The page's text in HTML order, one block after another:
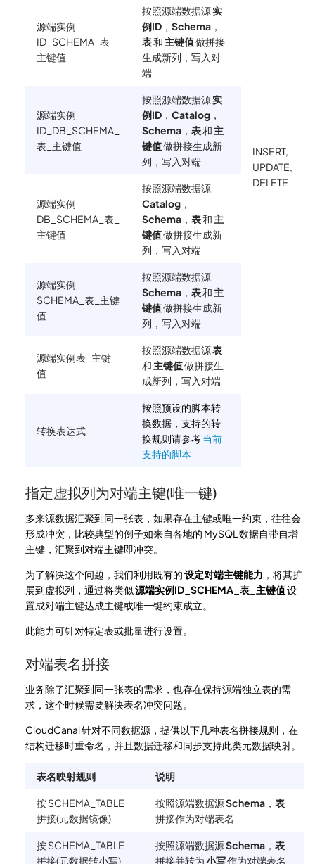
INSERT,
UPDATE,
DELETE
源端实例
ID_SCHEMA_表_
主键值
按照源端数据源实
例ID ， Schema ，
表和 主键值做拼接
生成新列，写入对
端
源端实例
ID_DB_SCHEMA_
表_主键值
按照源端数据源实
例ID ， Catalog ，
Schema ， 表和 主
键值做拼接生成新
列，写入对端
源端实例
DB_SCHEMA_表_
主键值
按照源端数据源
Catalog ，
Schema ， 表和 主
键值做拼接生成新
列，写入对端
源端实例
SCHEMA_表_主键
值
按照源端数据源
Schema ， 表和 主
键值做拼接生成新
列，写入对端
源端实例表_主键
值
按照源端数据源表
和 主键值做拼接生
成新列，写入对端
转换表达式
按照预设的脚本转
换数据，支持的转
换规则请参考当前
支持的脚本
指定虚拟列为对端主键(唯一键)
多来源数据汇聚到同一张表，如果存在主键或唯一约束，往往会
形成冲突，比较典型的例子如来自各地的 MySQL 数据自带自增
主键，汇聚到对端主键即冲突。
为了解决这个问题，我们利用既有的设定对端主键能力 ，将其扩
展到虚拟列，通过将类似源端实例ID_SCHEMA_表_主键值设
置成对端主键达成主键或唯一键约束成立。
此能力可针对特定表或批量进行设置。
对端表名拼接
业务除了汇聚到同一张表的需求，也存在保持源端独立表的需
求，这个时候需要解决表名冲突问题。
CloudCanal 针对不同数据源，提供以下几种表名拼接规则，在
结构迁移时重命名，并且数据迁移和同步支持此类元数据映射。
表名映射规则 说明
按 SCHEMA_TABLE
拼接(元数据镜像)
按照源端数据源Schema ， 表
拼接作为对端表名
按 SCHEMA_TABLE
拼接(元数据转小写)
按照源端数据源Schema ， 表
拼接并转为小写作为对端表名